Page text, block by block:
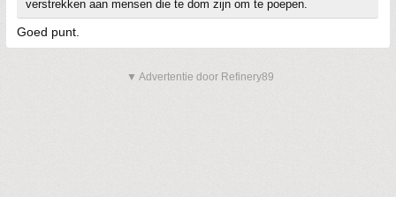
verstrekken aan mensen die te dom zijn om te poepen.
Goed punt.
▼ Advertentie door Refinery89